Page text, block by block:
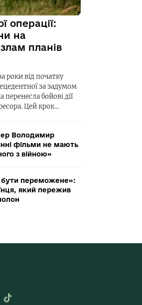
операції:
на
планів
роки від початку
за задумом
бойові дії
Цей крок…
Володимир
фільми не мають
з війною»
переможене»:
який пережив